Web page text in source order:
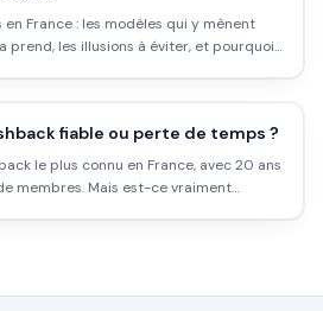
France : les modèles qui y mènent
prend, les illusions à éviter, et pourquoi
fiable ou perte de temps ?
le plus connu en France, avec 20 ans
membres. Mais est-ce vraiment